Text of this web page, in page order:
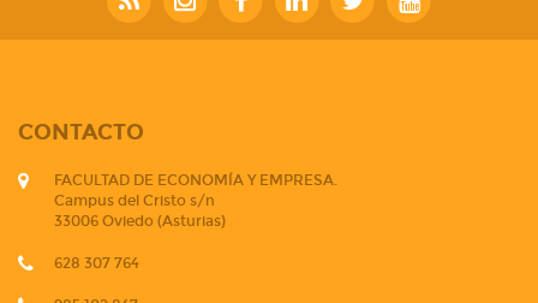
CONTACTO
FACULTAD DE ECONOMÍA Y EMPRESA.
Campus del Cristo s/n
33006 Oviedo (Asturias)
628 307 764